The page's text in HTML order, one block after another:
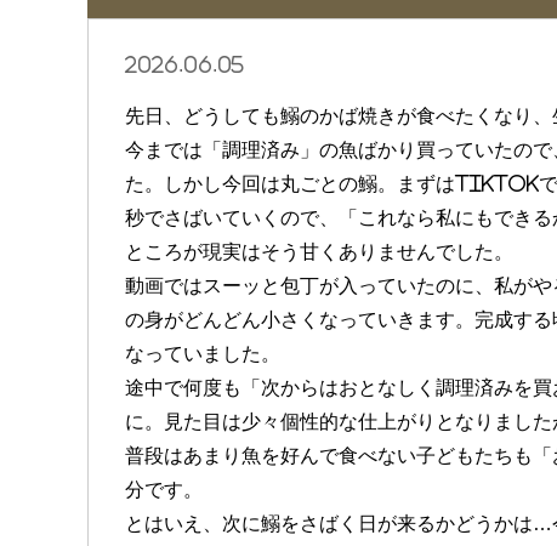
2026.06.05
先日、どうしても鰯のかば焼きが食べたくなり
今までは「調理済み」の魚ばかり買っていたの
た。しかし今回は丸ごとの鰯。まずはTikTok
秒でさばいていくので、「これなら私にもできる
ところが現実はそう甘くありませんでした。
動画ではスーッと包丁が入っていたのに、私が
の身がどんどん小さくなっていきます。完成す
なっていました。
途中で何度も「次からはおとなしく調理済みを
に。見た目は少々個性的な仕上がりとなりまし
普段はあまり魚を好んで食べない子どもたちも
分です。
とはいえ、次に鰯をさばく日が来るかどうかは